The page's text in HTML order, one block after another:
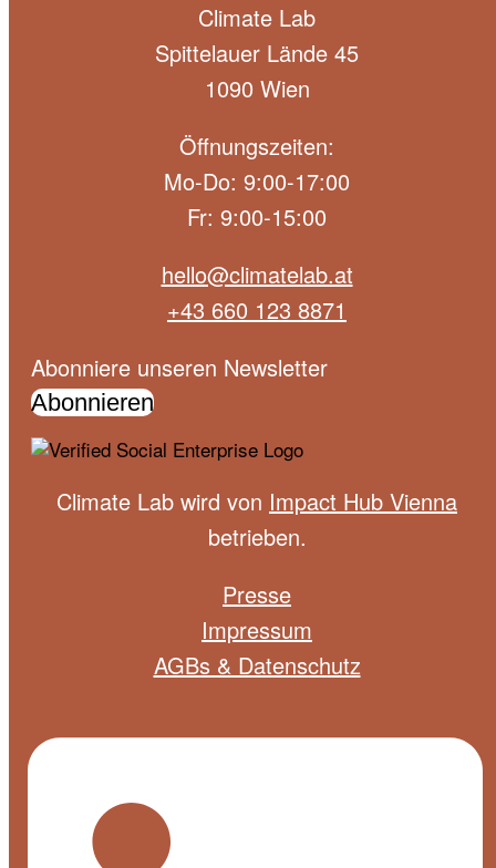
Climate Lab
Spittelauer Lände 45
1090 Wien
Öffnungszeiten:
Mo-Do: 9:00-17:00
Fr: 9:00-15:00
hello@climatelab.at
+43 660 123 8871
Abonniere unseren Newsletter
Abonnieren
Climate Lab wird von Impact Hub Vienna
betrieben.
Presse
Impressum
AGBs & Datenschutz